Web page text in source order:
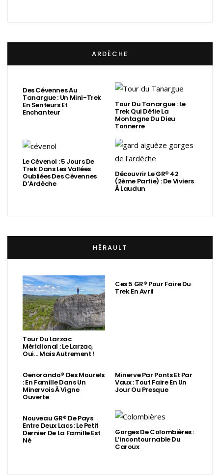
ARDÈCHE
Des Cévennes Au
Tanargue : Un Mini-Trek
En Senteurs Et
Enchanteur
Tour Du Tanargue : Le
Trek Qui Défie La
Montagne Du Dieu
Tonnerre
Le Cévenol : 5 Jours De
Trek Dans Les Vallées
Oubliées Des Cévennes
D’Ardèche
Découvrir Le GR® 42
(2ème Partie) : De Viviers
À Laudun
HÉRAULT
Tour Du Larzac
Méridional : Le Larzac,
Oui… Mais Autrement !
Ces 5 GR® Pour Faire Du
Trek En Avril
Oenorando® Des Mourels
: En Famille Dans Un
Minervois À Vigne
Ouverte
Minerve Par Ponts Et Par
Vaux : Tout Faire En Un
Jour Ou Presque
Nouveau GR® De Pays
Entre Deux Lacs : Le Petit
Dernier De La Famille Est
Né
Gorges De Colombières :
L’incontournable Du
Caroux